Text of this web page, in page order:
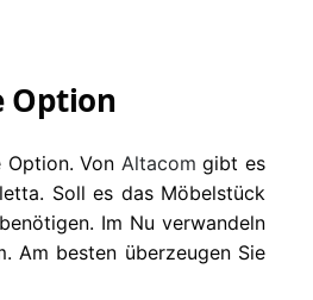
Option
Von Altacom gibt es
Soll es das Möbelstück
Im Nu verwandeln
Am besten überzeugen Sie